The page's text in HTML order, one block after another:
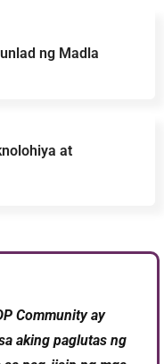
ng Madla
at
Community ay
aking paglutas ng